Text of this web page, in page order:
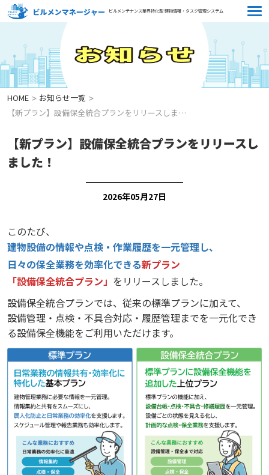
ビルメンテナンス業界特化型 建物情報・タスク管理システム
HOME > お知らせ一覧 >
【新プラン】設備保全統合プランをリリースしました！
【新プラン】設備保全統合プランをリリースし
ました！
2026年05月27日
このたび、
建物設備の情報や点検・作業履歴を一元管理し、
日々の保全業務を効率化できる新プラン
「設備保全統合プラン」 をリリースしました。
設備保全統合プランでは、従来の標準プランに加えて、
設備管理・点検・不具合対応・履歴管理までを一元化でき
る設備保全機能をご利用いただけます。